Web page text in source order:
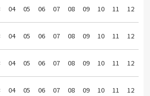
04 05 06 07 08 09 10 11 12
04 05 06 07 08 09 10 11 12
04 05 06 07 08 09 10 11 12
04 05 06 07 08 09 10 11 12